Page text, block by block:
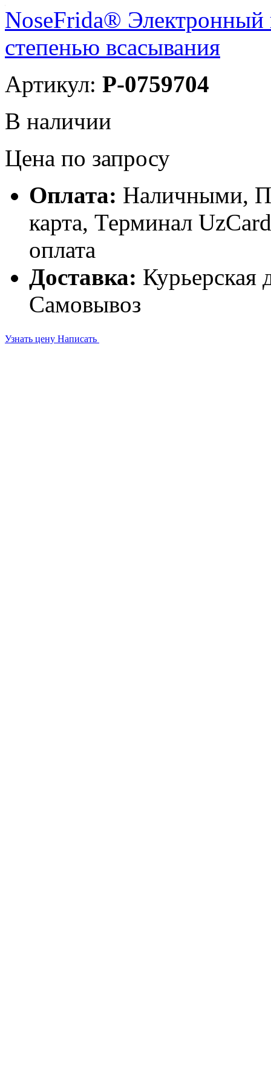
NoseFrida® Электронный
степенью всасывания
Артикул: P-0759704
В наличии
Цена по запросу
Оплата: Наличными,
карта, Терминал
оплата
Доставка: Курьерская
Самовывоз
Узнать цену Написать